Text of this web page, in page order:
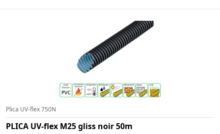
Plica UV-flex 750N
PLICA UV-flex M25 gliss noir 50m